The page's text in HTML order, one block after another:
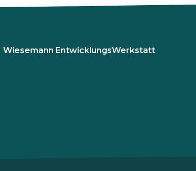
Wiesemann EntwicklungsWerkstatt